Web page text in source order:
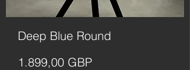
Deep Blue Round
Preț
1.899,00 GBP